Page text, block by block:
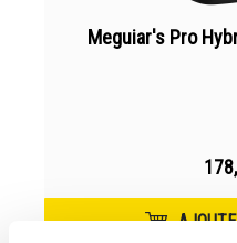
Meguiar's Pro